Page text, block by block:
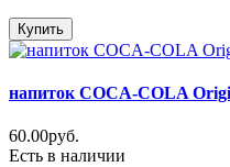
Купить
напиток COCA-COLA
60.00руб.
Есть в наличии